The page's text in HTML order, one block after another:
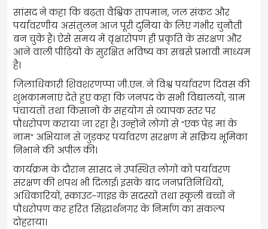
सांसद ने कहा कि बढ़ता वैश्विक तापमान, जल संकट और
पर्यावरणीय असंतुलन आज पूरी दुनिया के लिए गंभीर चुनौती
बन चुके हैं। ऐसे समय में वृक्षारोपण ही प्रकृति के संरक्षण और
आने वाली पीढ़ियों के सुरक्षित भविष्य का सबसे प्रभावी माध्यम
है।
जिलाधिकारी शिवशरणप्पा जी.एन. ने विश्व पर्यावरण दिवस की
शुभकामनाएं देते हुए कहा कि जनपद के सभी विद्यालयों, ग्राम
पंचायतों तथा किसानों के सहयोग से व्यापक स्तर पर
पौधरोपण कराया जा रहा है। उन्होंने लोगों से “एक पेड़ मां के
नाम” अभियान से जुड़कर पर्यावरण संरक्षण में सक्रिय भूमिका
निभाने की अपील की।
कार्यक्रम के दौरान सांसद ने उपस्थित लोगों को पर्यावरण
संरक्षण की शपथ भी दिलाई। इसके बाद जनप्रतिनिधियों,
अधिकारियों, स्काउट-गाइड के सदस्यों तथा स्कूली बच्चों ने
पौधरोपण कर हरित सिद्धार्थनगर के निर्माण का संकल्प
दोहराया।